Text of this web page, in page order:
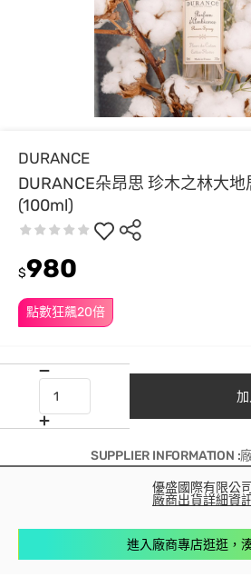
DURANCE
DURANCE朵昂思 珍木之林大
(100ml)
點數狂飆20倍
$980
SUPPLIER INFORMATION :
優盛國際有限公司
廠商出貨詳細資
進入廠商專店逛逛，